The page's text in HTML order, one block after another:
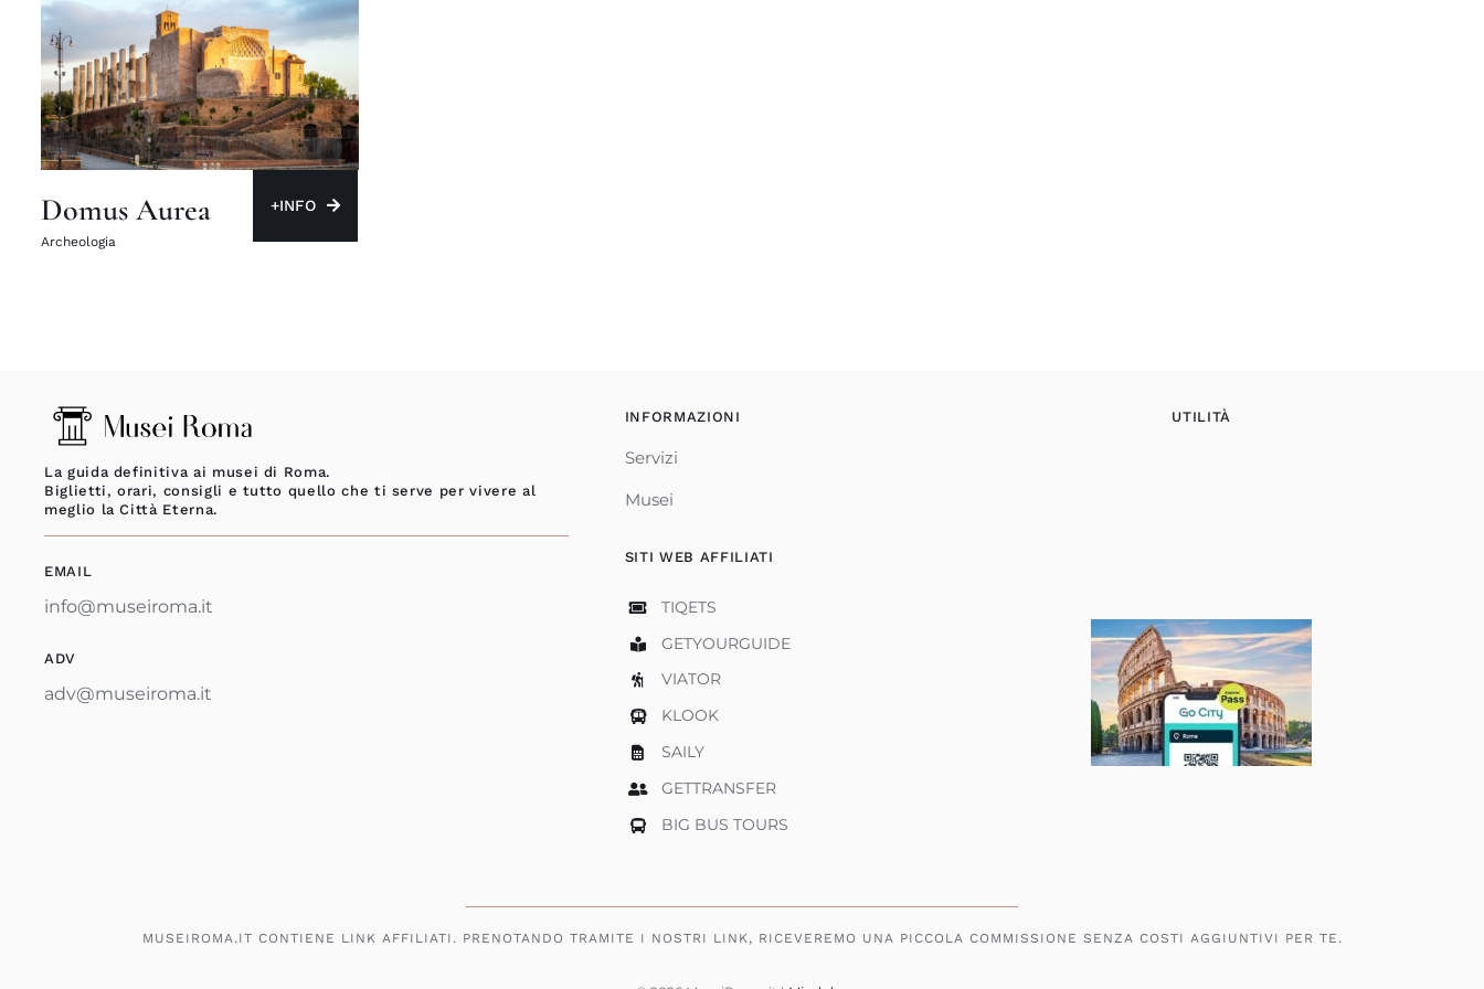
Domus Aurea
Archeologia
+INFO
La guida definitiva ai musei di Roma.
Biglietti, orari, consigli e tutto quello che ti serve per vivere al
meglio la Città Eterna.
EMAIL
info@museiroma.it
ADV
adv@museiroma.it
INFORMAZIONI
Servizi
Musei
SITI WEB AFFILIATI
TIQETS
GETYOURGUIDE
VIATOR
KLOOK
SAILY
GETTRANSFER
BIG BUS TOURS
UTILITÀ
MUSEIROMA.IT CONTIENE LINK AFFILIATI. PRENOTANDO TRAMITE I NOSTRI LINK, RICEVEREMO UNA PICCOLA COMMISSIONE SENZA COSTI AGGIUNTIVI PER TE.